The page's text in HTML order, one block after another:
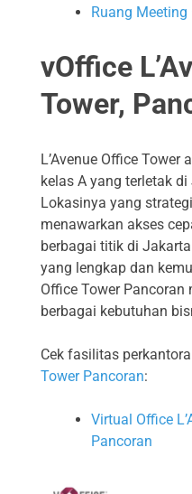
Ruang Meeting
vOffice
Tower,
L’Avenue Office
kelas A yang terletak
Lokasinya yang
menawarkan akses
berbagai titik di
yang lengkap dan
Office Tower
berbagai kebutuhan
Cek fasilitas
Tower Pancoran:
Virtual Office
Pancoran